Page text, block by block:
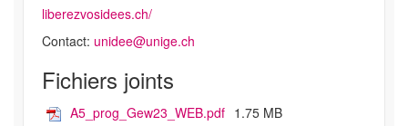
liberezvosidees.ch/
Contact: unidee@unige.ch
Fichiers joints
A5_prog_Gew23_WEB.pdf 1.75 MB